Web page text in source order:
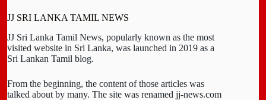
JJ SRI LANKA TAMIL NEWS
JJ Sri Lanka Tamil News, popularly known as the most
visited website in Sri Lanka, was launched in 2019 as a
Sri Lankan Tamil blog.
From the beginning, the content of those articles was
talked about by many. The site was renamed jj-news.com